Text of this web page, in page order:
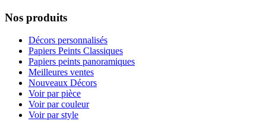
Nos produits
Décors personnalisés
Papiers Peints Classiques
Papiers peints panoramiques
Meilleures ventes
Nouveaux Décors
Voir par pièce
Voir par couleur
Voir par style